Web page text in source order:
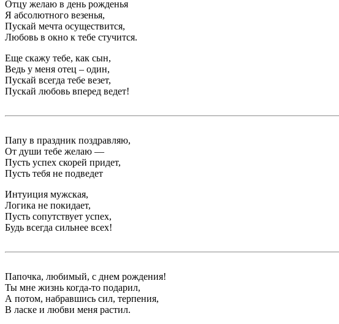
Отцу желаю в день рожденья
Я абсолютного везенья,
Пускай мечта осуществится,
Любовь в окно к тебе стучится.
Еще скажу тебе, как сын,
Ведь у меня отец – один,
Пускай всегда тебе везет,
Пускай любовь вперед ведет!
Папу в праздник поздравляю,
От души тебе желаю —
Пусть успех скорей придет,
Пусть тебя не подведет
Интуиция мужская,
Логика не покидает,
Пусть сопутствует успех,
Будь всегда сильнее всех!
Папочка, любимый, с днем рождения!
Ты мне жизнь когда-то подарил,
А потом, набравшись сил, терпения,
В ласке и любви меня растил.